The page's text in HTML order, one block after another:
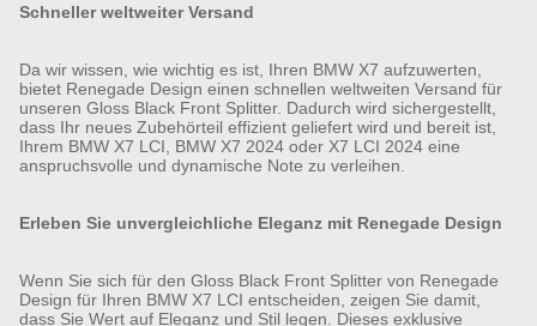
Schneller weltweiter Versand
Da wir wissen, wie wichtig es ist, Ihren BMW X7 aufzuwerten,
bietet Renegade Design einen schnellen weltweiten Versand für
unseren Gloss Black Front Splitter. Dadurch wird sichergestellt,
dass Ihr neues Zubehörteil effizient geliefert wird und bereit ist,
Ihrem BMW X7 LCI, BMW X7 2024 oder X7 LCI 2024 eine
anspruchsvolle und dynamische Note zu verleihen.
Erleben Sie unvergleichliche Eleganz mit Renegade Design
Wenn Sie sich für den Gloss Black Front Splitter von Renegade
Design für Ihren BMW X7 LCI entscheiden, zeigen Sie damit,
dass Sie Wert auf Eleganz und Stil legen. Dieses exklusive